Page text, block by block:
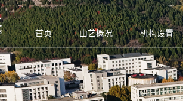
首页 山艺概况 机构设置